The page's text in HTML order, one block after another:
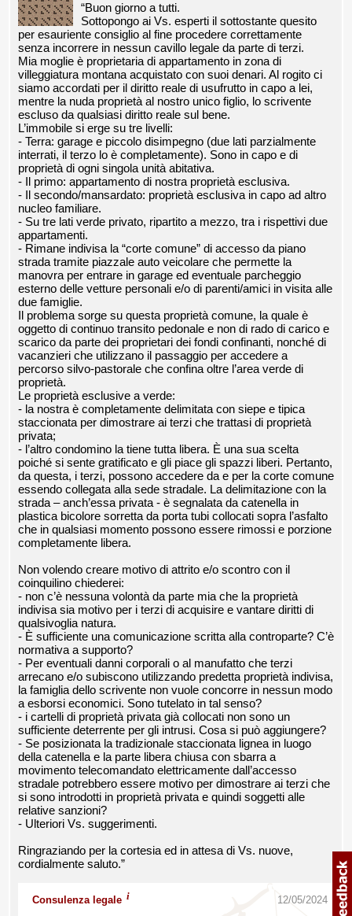
“Buon giorno a tutti.
Sottopongo ai Vs. esperti il sottostante quesito
per esauriente consiglio al fine procedere correttamente
senza incorrere in nessun cavillo legale da parte di terzi.
Mia moglie è proprietaria di appartamento in zona di
villeggiatura montana acquistato con suoi denari. Al rogito ci
siamo accordati per il diritto reale di usufrutto in capo a lei,
mentre la nuda proprietà al nostro unico figlio, lo scrivente
escluso da qualsiasi diritto reale sul bene.
L’immobile si erge su tre livelli:
- Terra: garage e piccolo disimpegno (due lati parzialmente
interrati, il terzo lo è completamente). Sono in capo e di
proprietà di ogni singola unità abitativa.
- Il primo: appartamento di nostra proprietà esclusiva.
- Il secondo/mansardato: proprietà esclusiva in capo ad altro
nucleo familiare.
- Su tre lati verde privato, ripartito a mezzo, tra i rispettivi due
appartamenti.
- Rimane indivisa la “corte comune” di accesso da piano
strada tramite piazzale auto veicolare che permette la
manovra per entrare in garage ed eventuale parcheggio
esterno delle vetture personali e/o di parenti/amici in visita alle
due famiglie.
Il problema sorge su questa proprietà comune, la quale è
oggetto di continuo transito pedonale e non di rado di carico e
scarico da parte dei proprietari dei fondi confinanti, nonché di
vacanzieri che utilizzano il passaggio per accedere a
percorso silvo-pastorale che confina oltre l’area verde di
proprietà.
Le proprietà esclusive a verde:
- la nostra è completamente delimitata con siepe e tipica
staccionata per dimostrare ai terzi che trattasi di proprietà
privata;
- l’altro condomino la tiene tutta libera. È una sua scelta
poiché si sente gratificato e gli piace gli spazzi liberi. Pertanto,
da questa, i terzi, possono accedere da e per la corte comune
essendo collegata alla sede stradale. La delimitazione con la
strada – anch’essa privata - è segnalata da catenella in
plastica bicolore sorretta da porta tubi collocati sopra l’asfalto
che in qualsiasi momento possono essere rimossi e porzione
completamente libera.
Non volendo creare motivo di attrito e/o scontro con il
coinquilino chiederei:
- non c’è nessuna volontà da parte mia che la proprietà
indivisa sia motivo per i terzi di acquisire e vantare diritti di
qualsivoglia natura.
- È sufficiente una comunicazione scritta alla controparte? C’è
normativa a supporto?
- Per eventuali danni corporali o al manufatto che terzi
arrecano e/o subiscono utilizzando predetta proprietà indivisa,
la famiglia dello scrivente non vuole concorre in nessun modo
a esborsi economici. Sono tutelato in tal senso?
- i cartelli di proprietà privata già collocati non sono un
sufficiente deterrente per gli intrusi. Cosa si può aggiungere?
- Se posizionata la tradizionale staccionata lignea in luogo
della catenella e la parte libera chiusa con sbarra a
movimento telecomandato elettricamente dall’accesso
stradale potrebbero essere motivo per dimostrare ai terzi che
si sono introdotti in proprietà privata e quindi soggetti alle
relative sanzioni?
- Ulteriori Vs. suggerimenti.
Ringraziando per la cortesia ed in attesa di Vs. nuove,
cordialmente saluto.”
Consulenza legale i 12/05/2024